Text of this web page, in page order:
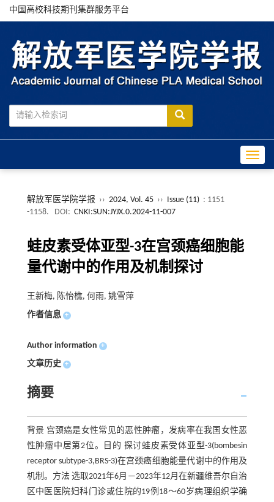
中国高校科技期刊集群服务平台
解放军医学院学报 ›› 2024, Vol. 45 ›› Issue (11) : 1151
-1158.
DOI: CNKI:SUN:JYJX.0.2024-11-007
蛙皮素受体亚型-3在宫颈癌细胞能
量代谢中的作用及机制探讨
王新梅, 陈怡樵, 何雨, 姚雪萍
作者信息 +
Author information +
文章历史 +
摘要
背景 宫颈癌是女性常见的恶性肿瘤，发病率在我国女性恶
性肿瘤中居第2位。目的 探讨蛙皮素受体亚型-3(bombesin
receptor subtype-3,BRS-3)在宫颈癌细胞能量代谢中的作用及
机制。方法 选取2021年6月—2023年12月在新疆维吾尔自治
区中医医院妇科门诊或住院的19例18～60岁病理组织学确